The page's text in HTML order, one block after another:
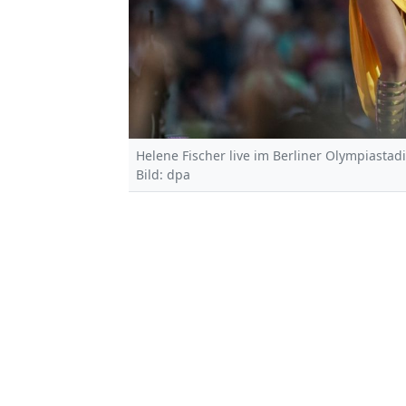
Helene Fischer live im Berliner
Bild: dpa